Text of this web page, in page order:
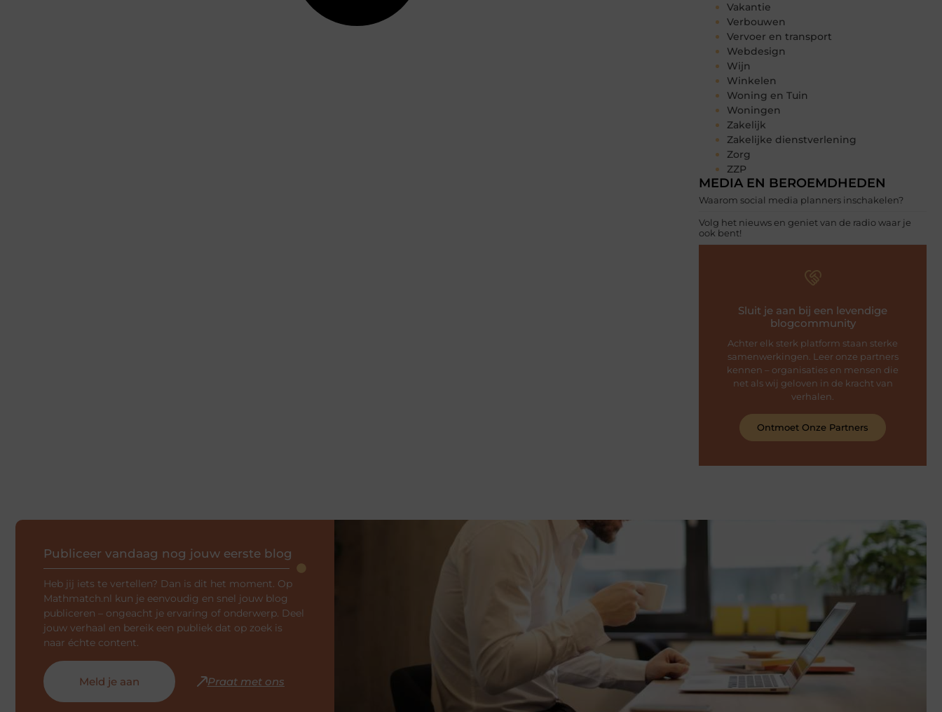
Vakantie
Verbouwen
Vervoer en transport
Webdesign
Wijn
Winkelen
Woning en Tuin
Woningen
Zakelijk
Zakelijke dienstverlening
Zorg
ZZP
MEDIA EN BEROEMDHEDEN
Waarom social media planners inschakelen?
Volg het nieuws en geniet van de radio waar je
ook bent!
Sluit je aan bij een levendige
blogcommunity
Achter elk sterk platform staan sterke
samenwerkingen. Leer onze partners
kennen – organisaties en mensen die
net als wij geloven in de kracht van
verhalen.
Ontmoet Onze Partners
Publiceer vandaag nog jouw eerste blog
Heb jij iets te vertellen? Dan is dit het moment. Op
Mathmatch.nl kun je eenvoudig en snel jouw blog
publiceren – ongeacht je ervaring of onderwerp. Deel
jouw verhaal en bereik een publiek dat op zoek is
naar échte content.
Meld je aan Praat met ons